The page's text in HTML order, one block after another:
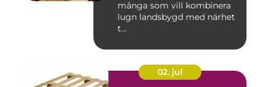
många som vill kombinera
lugn landsbygd med närhet
t...
02. jul